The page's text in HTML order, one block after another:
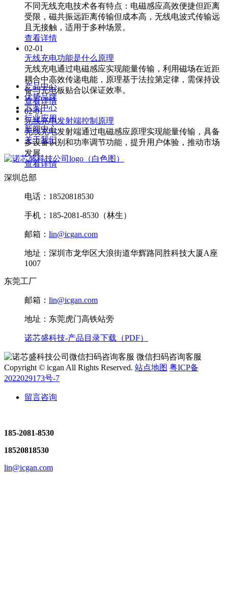
不同无线充电技术各有特点：电磁感应高效便捷但距离
受限，磁共振远距离传输但成本高，无线电波式传输远
且无接触，适用于多种场景。
查看详情
02-01
无线充电功能是什么原理
无线充电通过电磁感应实现能量传输，利用磁场在近距
耦合中高效传递电能，原理基于法拉第定律，需保持设
备与充电板贴合以保证效率。
查看详情
02-01
无线充电发射端控制原理
无线充电发射端通过电磁感应原理实现能量传输，具备
多设备识别和功率调节功能，提升用户体验，推动市场
发展。
查看详情
产品中心
优势品牌
方案中心
行业应用
新闻中心
关于我们
深圳总部
电话：18520818530
手机：185-2081-8530（林生）
邮箱： lin@icgan.com
地址：深圳市龙华区大浪街道华辉路同胜科技大厦A座
1007
东莞工厂
邮箱： lin@icgan.com
地址：东莞虎门高铁站旁
诺芯盛科技-产品目录下载（PDF）
微信扫码咨询客服
Copyright © icgan All Rights Reserved. 站点地图 粤ICP备
2022029173号-7
留言咨询
185-2081-8530
18520818530
lin@icgan.com